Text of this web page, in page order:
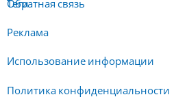
Обратная связь
Реклама
Использование информации
Политика конфиденциальности
Теги